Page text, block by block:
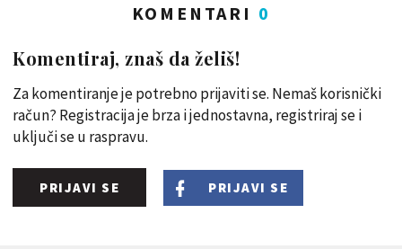
KOMENTARI 0
Komentiraj, znaš da želiš!
Za komentiranje je potrebno prijaviti se. Nemaš korisnički
račun? Registracija je brza i jednostavna, registriraj se i
uključi se u raspravu.
PRIJAVI SE PRIJAVI SE